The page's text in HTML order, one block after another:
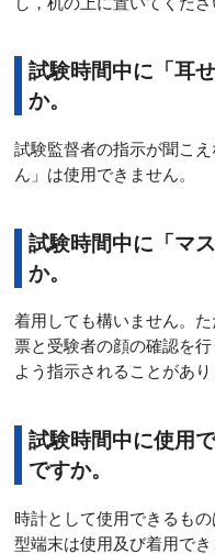
試験時間中に「耳
か。
試験監督者の指示が聞こ
ん」は使用できません。
試験時間中に「マ
か。
着用しても構いません。
票と受験者の顔の確認を
よう指示されることがあり
試験時間中に使用
ですか。
時計として使用できるも
型端末は使用及び着用でき